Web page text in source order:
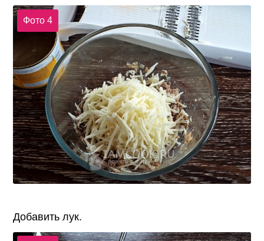
Фото 4
Добавить лук.